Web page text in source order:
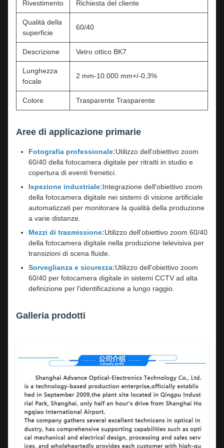
Rivestimento Richiesta del cliente
Qualità della
superficie
60/40
Descrizione Vetro ottico BK7
Lunghezza
focale
2 mm-10.000 mm+/-0,3%
Colore Trasparente Trasparente
Aree di applicazione primarie
Fotografia professionale:Utilizzo dell'obiettivo zoom
60/40 della fotocamera digitale per ritratti in studio e
copertura di eventi frenetici.
Ispezione industriale:Integrazione dell'obiettivo zoom
della fotocamera digitale nei sistemi di visione artificiale
automatizzati per monitorare la qualità della produzione
a varie distanze.
Mezzi di trasmissione:Utilizzo dell'obiettivo zoom 60/40
della fotocamera digitale nella produzione televisiva per
transizioni di scena fluide.
Sorveglianza e sicurezza:Utilizzo dell'obiettivo zoom
60/40 per fotocamera digitale in sistemi CCTV ad alta
definizione per l'identificazione a lungo raggio.
Galleria prodotti